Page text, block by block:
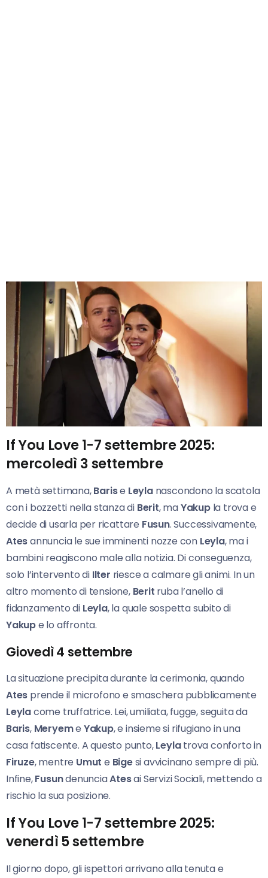
If You Love 1-7 settembre 2025:
mercoledì 3 settembre
A metà settimana,Barise Leylanascondono la scatola
con i bozzetti nella stanza di Berit, maYakupla trova e
decide di usarla per ricattare Fusun. Successivamente,
Atesannuncia le sue imminenti nozze con Leyla, ma i
bambini reagiscono male alla notizia. Di conseguenza,
solo l’intervento di Ilter riesce a calmare gli animi. In un
altro momento di tensione, Berit ruba l’anello di
fidanzamento di Leyla, la quale sospetta subito di
Yakupe lo affronta.
Giovedì 4 settembre
La situazione precipita durante la cerimonia, quando
Ates prende il microfono e smaschera pubblicamente
Leylacome truffatrice. Lei, umiliata, fugge, seguita da
Baris, Meryeme Yakup, e insieme si rifugiano in una
casa fatiscente. A questo punto,Leylatrova conforto in
Firuze, mentre Umut e Bigesi avvicinano sempre di più.
Infine,FusundenunciaAtesai Servizi Sociali, mettendo a
rischio la sua posizione.
If You Love 1-7 settembre 2025:
venerdì 5 settembre
Il giorno dopo, gli ispettori arrivano alla tenuta e